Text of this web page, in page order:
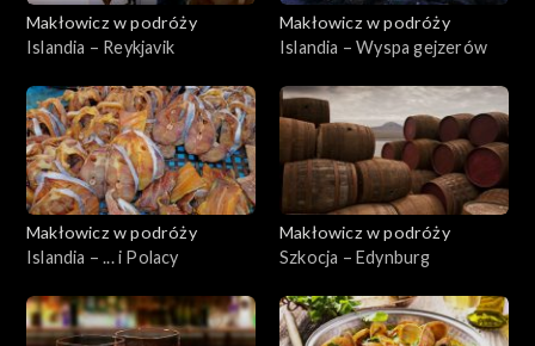
Makłowicz w podróży
Islandia – Reykjavik
Makłowicz w podróży
Islandia – Wyspa gejzerów
Makłowicz w podróży
Islandia – ... i Polacy
Makłowicz w podróży
Szkocja – Edynburg